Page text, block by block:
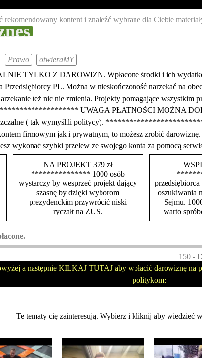
kontent i znaleźć wybrane dla Ciebie
Prawo
otwieraMY
TYLKO Z DAROWIZN. Wpłacone środki i ich
PL. Można w nieskończoność narzekać na
też nic nie zmienia. Projekty pomagające
UWAGA PŁATNOŚCI MOŻNA
( tak wymyślili politycy).
kontem firmowym jak i prywatnym, to możesz
wykonać szybki przelew ze swojego konta za pomocą
NA PROJEKT 379 zł
*************** 1000 osób
wystarczy by wesprzeć projekt dający
szasnę by dzięki wyborom
prezydenckim przywrócić niski
ryczałt na ZUS.
oszukiwania
Sejmu.
warto
150 -
a następnie KILKAJ TUTAJ aby wpłacić darowiznę na
politykom:
Te tematy cię zainteresują. Wybierz i kliknij aby wiedzieć